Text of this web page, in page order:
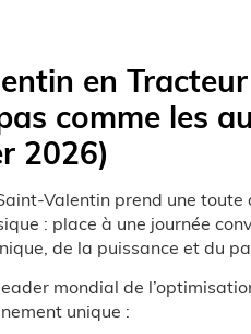
en
comme les
2026)
Valentin prend une toute
: place à une journée
de la puissance et du
mondial de
unique :